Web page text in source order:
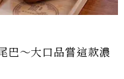
巴～大口品嘗這款濃